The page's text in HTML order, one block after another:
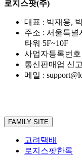
로지스팟(주)
대표 : 박재용,
주소 : 서울특별
타워 5F~10F
사업자등록번호
통신판매업 신
메일 :
FAMILY SITE
고려택배
로지스팟한록